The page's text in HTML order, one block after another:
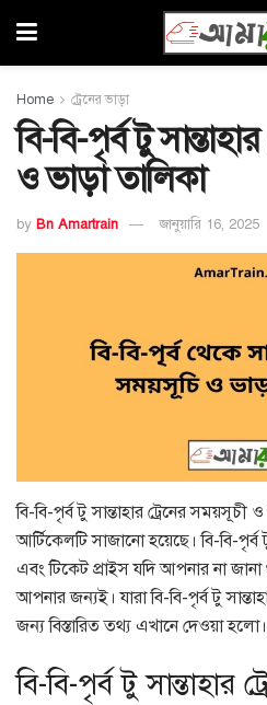
Home ট্রেনের ভাড়া
বি-বি-পৃর্ব টু
ও ভাড়া তালিকা
by Bn Amartrain জানুয়ারি 16, 2025
বি-বি-পৃর্ব টু সান্তাহার ট্রেনের
আর্টিকেলটি সাজানো হয়েছে। বি-বি-পৃর্ব
এবং টিকেট প্রাইস যদি আপনার না
আপনার জন্যই। যারা বি-বি-পৃর্ব টু
জন্য বিস্তারিত তথ্য এখানে দেওয়া
বি-বি-পৃর্ব টু সান্তাহার